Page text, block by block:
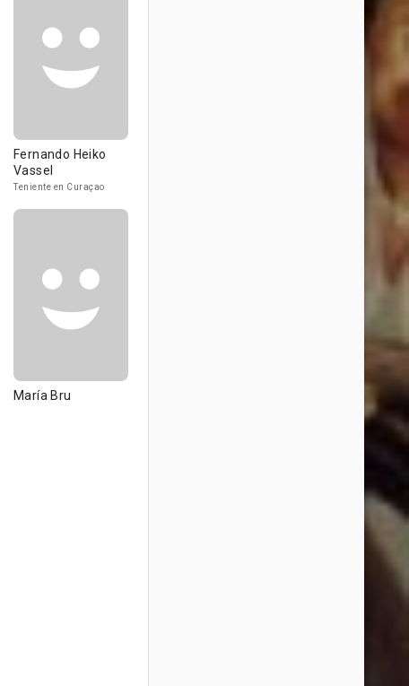
Fernando Heiko
Vassel
Teniente en Curaçao
María Bru